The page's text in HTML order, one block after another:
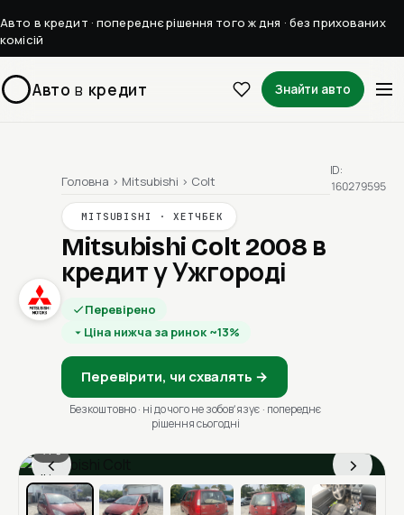
Авто в кредит · попереднє рішення того ж дня · без прихованих
комісій
Авто в кредит Знайти авто
Головна › Mitsubishi › Colt
MITSUBISHI · ХЕТЧБЕК
Mitsubishi Colt 2008 в
кредит у Ужгороді
Перевірено
Ціна нижча за ринок ~13%
Перевірити, чи схвалять →
Безкоштовно · ні до чого не зобовʼязує · попереднє
рішення сьогодні
ID:
160279595
‹ ›
1 / 6
Ціна в місяць